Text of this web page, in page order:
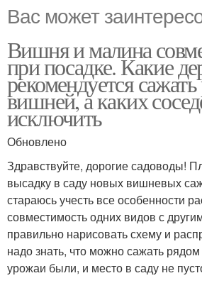
Вас может
Вишня и малина
при посадке. Какие
рекомендуется
вишней, а каких
исключить
Обновлено
Здравствуйте, дорогие садоводы!
высадку в саду новых вишневых
стараюсь учесть все особенности
совместимость одних видов с
правильно нарисовать схему и
надо знать, что можно сажать
урожаи были, и место в саду не